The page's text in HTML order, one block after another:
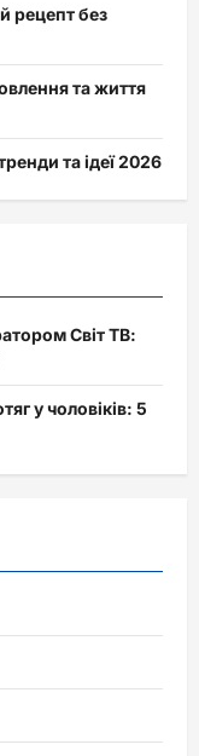
рецепт без
та життя
та ідеї 2026
Світ ТВ:
у чоловіків: 5